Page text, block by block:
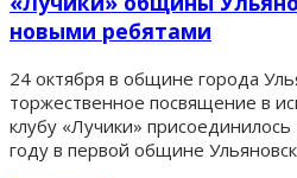
новыми ребятами
24 октября в общине города
торжественное посвящение в
клубу «Лучики»
году в первой общине